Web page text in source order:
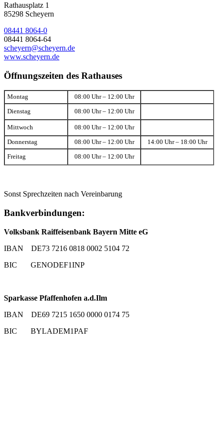
Rathausplatz 1
85298 Scheyern
08441 8064-0
08441 8064-64
scheyern@scheyern.de
www.scheyern.de
Öffnungszeiten des Rathauses
Montag 08:00 Uhr – 12:00 Uhr
Dienstag 08:00 Uhr – 12:00 Uhr
Mittwoch 08:00 Uhr – 12:00 Uhr
Donnerstag 08:00 Uhr – 12:00 Uhr 14:00 Uhr – 18:00 Uhr
Freitag 08:00 Uhr – 12:00 Uhr
Sonst Sprechzeiten nach Vereinbarung
Bankverbindungen:
Volksbank Raiffeisenbank Bayern Mitte eG
IBAN DE73 7216 0818 0002 5104 72
BIC GENODEF1INP
Sparkasse Pfaffenhofen a.d.Ilm
IBAN DE69 7215 1650 0000 0174 75
BIC BYLADEM1PAF